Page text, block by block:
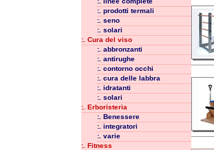
:. prodotti termali
:. seno
:. solari
:. Cura del viso
:. abbronzanti
:. antirughe
:. contorno occhi
:. cura delle labbra
:. idratanti
:. solari
:. Erboristeria
:. Benessere
:. integratori
:. varie
:. Fitness